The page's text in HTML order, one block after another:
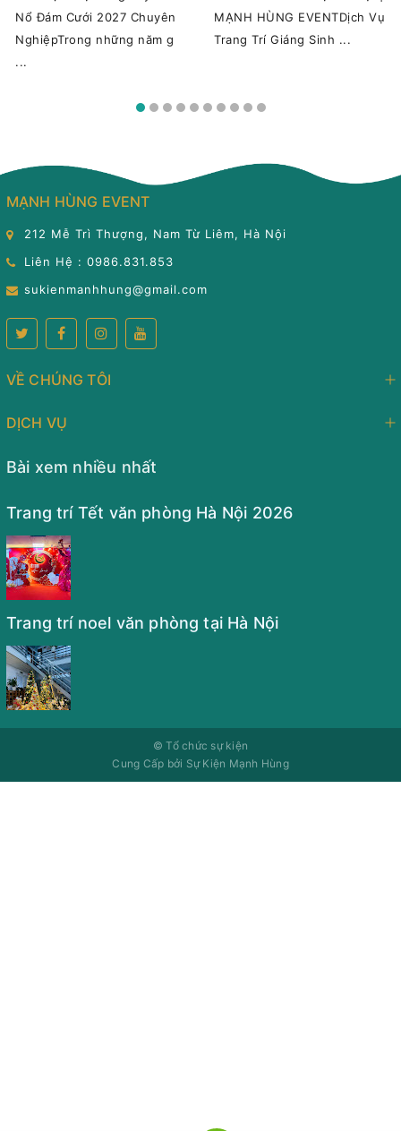
Nổ Đám Cưới 2027 Chuyên
NghiệpTrong những năm g
...
MẠNH HÙNG EVENTDịch Vụ
Trang Trí Giáng Sinh ...
MẠNH HÙNG EVENT
212 Mễ Trì Thượng, Nam Từ Liêm, Hà Nội
Liên Hệ : 0986.831.853
sukienmanhhung@gmail.com
VỀ CHÚNG TÔI
DỊCH VỤ
Bài xem nhiều nhất
Trang trí Tết văn phòng Hà Nội 2026
Trang trí noel văn phòng tại Hà Nội
©Tổ chức sự kiện
Cung Cấp bởi Sự Kiện Mạnh Hùng